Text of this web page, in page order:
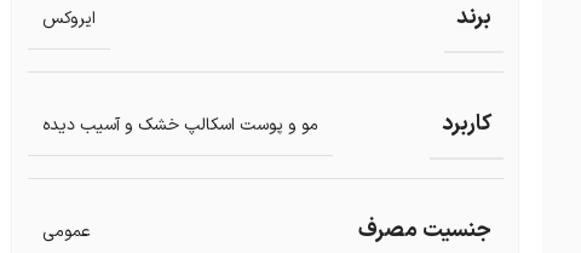
برند ایروکس
کاربرد مو و پوست اسکالپ خشک و آسیب دیده
جنسیت مصرف عمومی